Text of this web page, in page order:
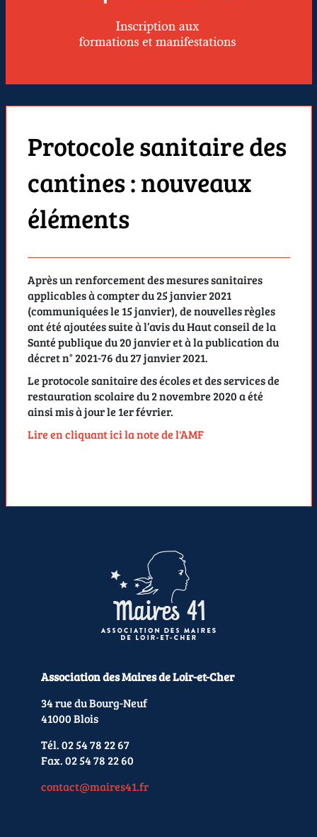
Protocole sanitaire des
cantines : nouveaux
éléments
Après un renforcement des mesures sanitaires
applicables à compter du 25 janvier 2021
(communiquées le 15 janvier), de nouvelles règles
ont été ajoutées suite à l’avis du Haut conseil de la
Santé publique du 20 janvier et à la publication du
décret n° 2021-76 du 27 janvier 2021.
Le protocole sanitaire des écoles et des services de
restauration scolaire du 2 novembre 2020 a été
ainsi mis à jour le 1er février.
Lire en cliquant ici la note de l'AMF
Association des Maires de Loir-et-Cher
34 rue du Bourg-Neuf
41000 Blois
Tél. 02 54 78 22 67
Fax. 02 54 78 22 60
contact@maires41.fr